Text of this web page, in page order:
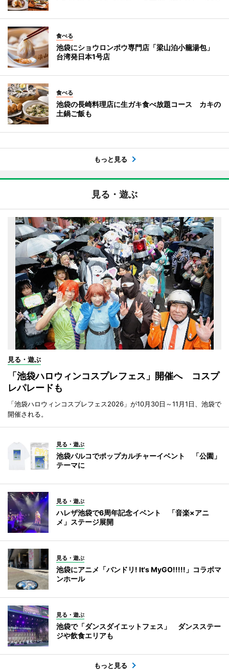
食べる
池袋にショウロンポウ専門店「梁山泊小籠湯包」
台湾発日本1号店
食べる
池袋の長崎料理店に生ガキ食べ放題コース カキの
土鍋ご飯も
もっと見る
見る・遊ぶ
見る・遊ぶ
「池袋ハロウィンコスプレフェス」開催へ コスプ
レパレードも
「池袋ハロウィンコスプレフェス2026」が10月30日～11月1日、池袋で
開催される。
見る・遊ぶ
池袋パルコでポップカルチャーイベント 「公園」
テーマに
見る・遊ぶ
ハレザ池袋で6周年記念イベント 「音楽×アニ
メ」ステージ展開
見る・遊ぶ
池袋にアニメ「バンドリ! It's MyGO!!!!!」コラボマ
ンホール
見る・遊ぶ
池袋で「ダンスダイエットフェス」 ダンスステー
ジや飲食エリアも
もっと見る